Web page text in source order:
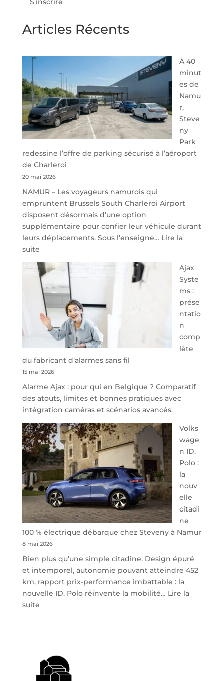
Articles Récents
À 40
minut
es de
Namu
r,
Steve
ny
Park
redessine l’offre de parking sécurisé à l’aéroport
de Charleroi
20 mai 2026
NAMUR – Les voyageurs namurois qui
empruntent Brussels South Charleroi Airport
disposent désormais d’une option
supplémentaire pour confier leur véhicule durant
leurs déplacements. Sous l’enseigne… Lire la
suite:
À
40
minutes
de
Namur,
Steveny
Park
redessine
de
parking
sécurisé
à
l’aéroport
de
Charleroi
Ajax
Syste
ms :
prése
ntatio
n
comp
lète
du fabricant d’alarmes sans fil
15 mai 2026
Alarme Ajax : pour qui en Belgique ? Comparatif
des atouts, limites et bonnes pratiques avec
intégration caméras et scénarios avancés.
Volks
wage
n ID.
Polo :
la
nouv
elle
citadi
ne
100 % électrique débarque chez Steveny à Namur
8 mai 2026
Bien plus qu’une simple citadine. Design épuré
et intemporel, autonomie pouvant atteindre 452
km, rapport prix-performance imbattable : la
nouvelle ID. Polo réinvente la mobilité… Lire la
suite:
la
nouvelle